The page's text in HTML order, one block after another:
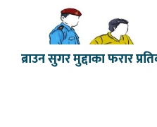
ब्राउन सुगर मुद्दाका फरार